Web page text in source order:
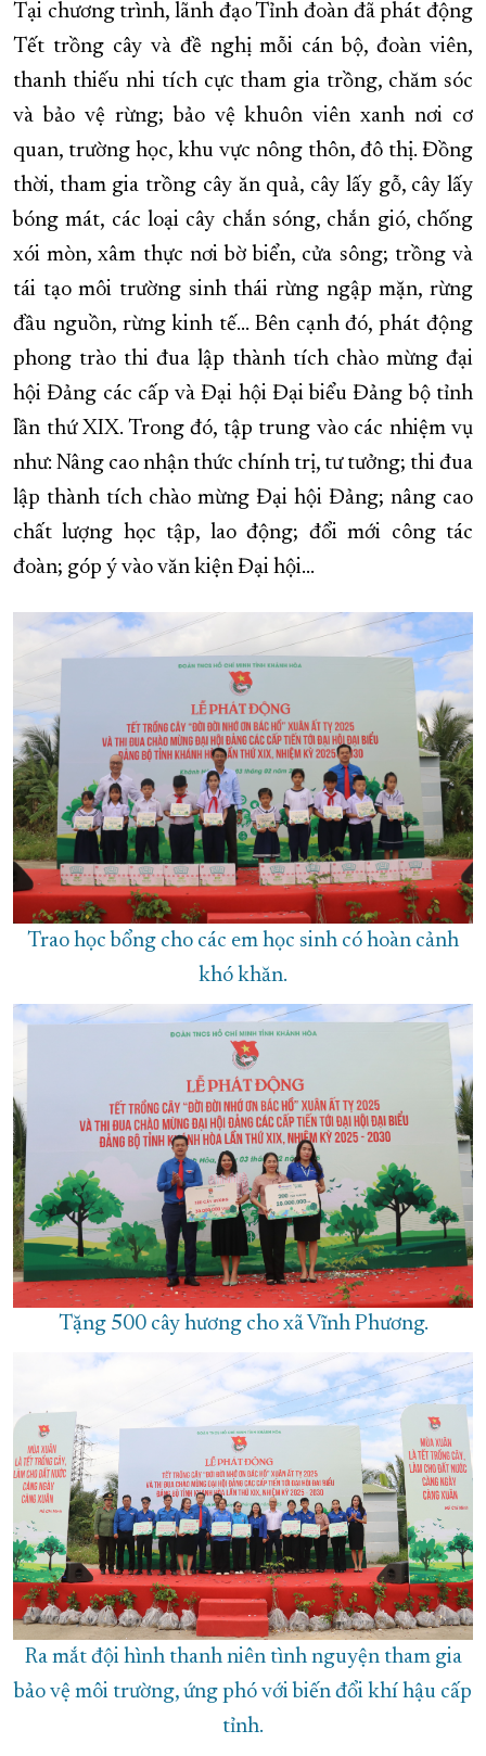
Tại chương trình, lãnh đạo Tỉnh đoàn đã phát động
Tết trồng cây và đề nghị mỗi cán bộ, đoàn viên,
thanh thiếu nhi tích cực tham gia trồng, chăm sóc
và bảo vệ rừng; bảo vệ khuôn viên xanh nơi cơ
quan, trường học, khu vực nông thôn, đô thị. Đồng
thời, tham gia trồng cây ăn quả, cây lấy gỗ, cây lấy
bóng mát, các loại cây chắn sóng, chắn gió, chống
xói mòn, xâm thực nơi bờ biển, cửa sông; trồng và
tái tạo môi trường sinh thái rừng ngập mặn, rừng
đầu nguồn, rừng kinh tế… Bên cạnh đó, phát động
phong trào thi đua lập thành tích chào mừng đại
hội Đảng các cấp và Đại hội Đại biểu Đảng bộ tỉnh
lần thứ XIX. Trong đó, tập trung vào các nhiệm vụ
như: Nâng cao nhận thức chính trị, tư tưởng; thi đua
lập thành tích chào mừng Đại hội Đảng; nâng cao
chất lượng học tập, lao động; đổi mới công tác
đoàn; góp ý vào văn kiện Đại hội…
Trao học bổng cho các em học sinh có hoàn cảnh
khó khăn.
Tặng 500 cây hương cho xã Vĩnh Phương.
Ra mắt đội hình thanh niên tình nguyện tham gia
bảo vệ môi trường, ứng phó với biến đổi khí hậu cấp
tỉnh.